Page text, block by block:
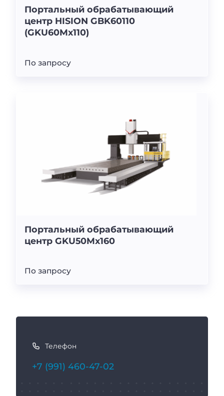
Портальный обрабатывающий
центр HISION GBK60110
(GKU60Mx110)
По запросу
Портальный обрабатывающий
центр GKU50Mx160
По запросу
Телефон
+7 (991) 460-47-02